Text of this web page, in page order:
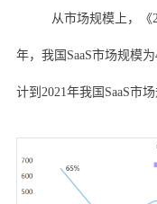
从市场规模上，《
年，我国SaaS市场规模
计到2021年我国SaaS市